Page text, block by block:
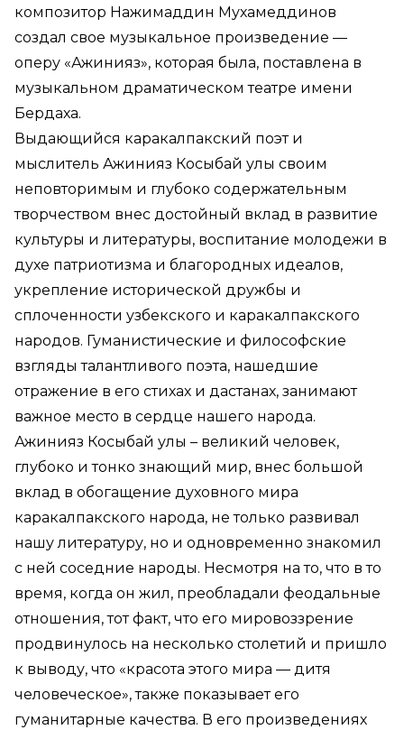
композитор Нажимаддин Мухамеддинов
создал свое музыкальное произведение —
оперу «Ажинияз», которая была, поставлена в
музыкальном драматическом театре имени
Бердаха.
Выдающийся каракалпакский поэт и
мыслитель Ажинияз Косыбай улы своим
неповторимым и глубоко содержательным
творчеством внес достойный вклад в развитие
культуры и литературы, воспитание молодежи в
духе патриотизма и благородных идеалов,
укрепление исторической дружбы и
сплоченности узбекского и каракалпакского
народов. Гуманистические и философские
взгляды талантливого поэта, нашедшие
отражение в его стихах и дастанах, занимают
важное место в сердце нашего народа.
Ажинияз Косыбай улы – великий человек,
глубоко и тонко знающий мир, внес большой
вклад в обогащение духовного мира
каракалпакского народа, не только развивал
нашу литературу, но и одновременно знакомил
с ней соседние народы. Несмотря на то, что в то
время, когда он жил, преобладали феодальные
отношения, тот факт, что его мировоззрение
продвинулось на несколько столетий и пришло
к выводу, что «красота этого мира — дитя
человеческое», также показывает его
гуманитарные качества. В его произведениях